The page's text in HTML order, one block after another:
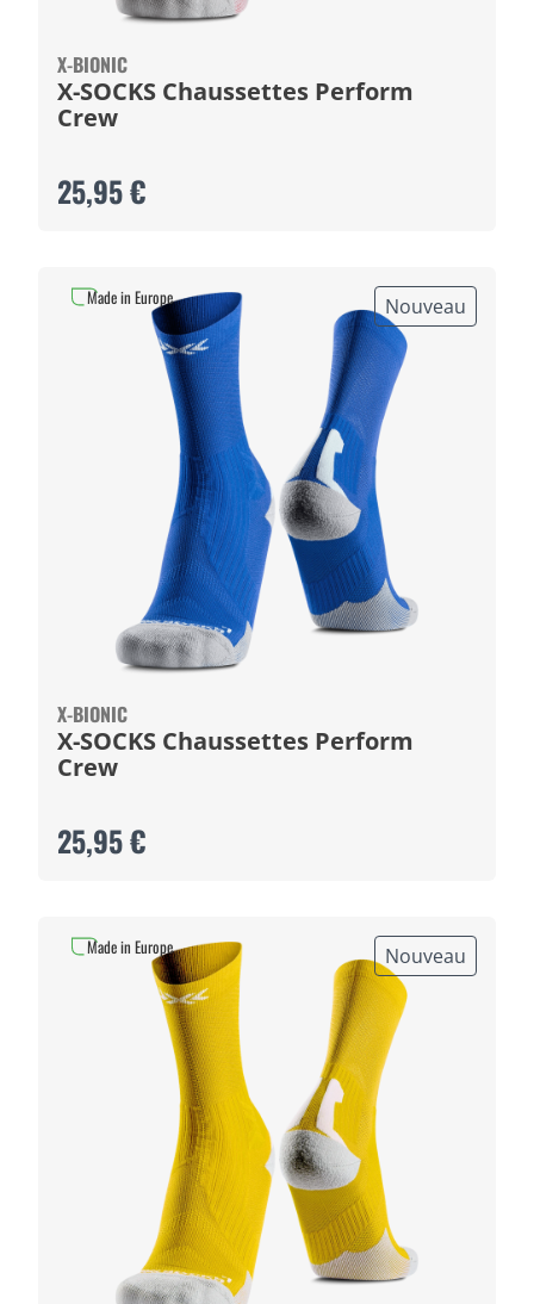
X-BIONIC
X-SOCKS Chaussettes Perform
Crew
25,95 €
Nouveau
X-BIONIC
X-SOCKS Chaussettes Perform
Crew
25,95 €
Made in Europe
Nouveau
Made in Europe